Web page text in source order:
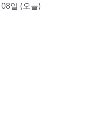
일 (오늘)